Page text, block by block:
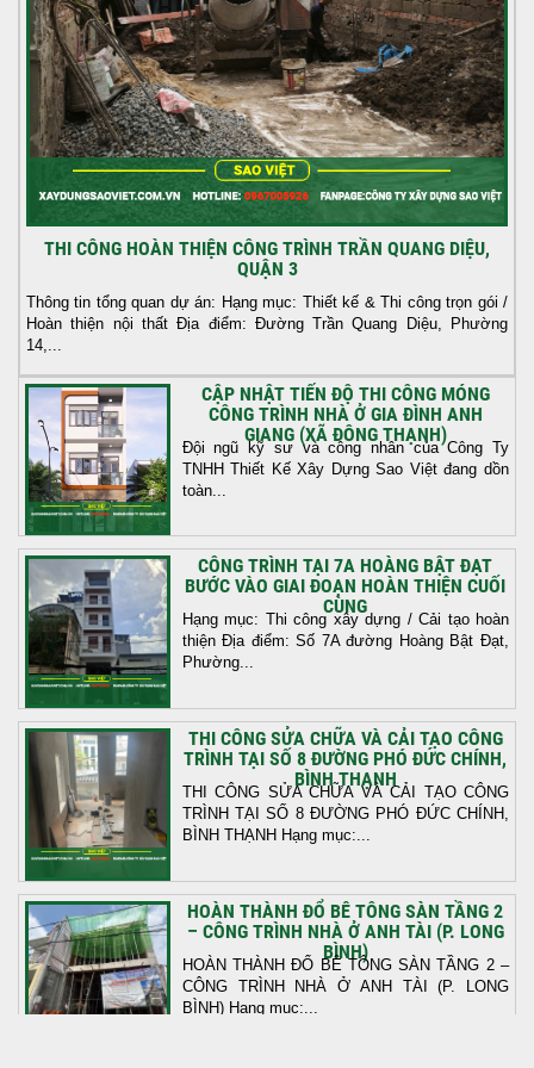
THI CÔNG HOÀN THIỆN CÔNG TRÌNH TRẦN QUANG DIỆU,
QUẬN 3
Thông tin tổng quan dự án: Hạng mục: Thiết kế & Thi công trọn gói /
Hoàn thiện nội thất Địa điểm: Đường Trần Quang Diệu, Phường
14,...
CẬP NHẬT TIẾN ĐỘ THI CÔNG MÓNG
CÔNG TRÌNH NHÀ Ở GIA ĐÌNH ANH
GIANG (XÃ ĐÔNG THẠNH)
Đội ngũ kỹ sư và công nhân của Công Ty
TNHH Thiết Kế Xây Dựng Sao Việt đang dồn
toàn...
CÔNG TRÌNH TẠI 7A HOÀNG BẬT ĐẠT
BƯỚC VÀO GIAI ĐOẠN HOÀN THIỆN CUỐI
CÙNG
Hạng mục: Thi công xây dựng / Cải tạo hoàn
thiện Địa điểm: Số 7A đường Hoàng Bật Đạt,
Phường...
THI CÔNG SỬA CHỮA VÀ CẢI TẠO CÔNG
TRÌNH TẠI SỐ 8 ĐƯỜNG PHÓ ĐỨC CHÍNH,
BÌNH THẠNH
THI CÔNG SỬA CHỮA VÀ CẢI TẠO CÔNG
TRÌNH TẠI SỐ 8 ĐƯỜNG PHÓ ĐỨC CHÍNH,
BÌNH THẠNH Hạng mục:...
HOÀN THÀNH ĐỔ BÊ TÔNG SÀN TẦNG 2
– CÔNG TRÌNH NHÀ Ở ANH TÀI (P. LONG
BÌNH)
HOÀN THÀNH ĐỔ BÊ TÔNG SÀN TẦNG 2 –
CÔNG TRÌNH NHÀ Ở ANH TÀI (P. LONG
BÌNH) Hạng mục:...